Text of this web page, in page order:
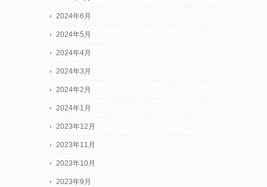
2024年6月
2024年5月
2024年4月
2024年3月
2024年2月
2024年1月
2023年12月
2023年11月
2023年10月
2023年9月